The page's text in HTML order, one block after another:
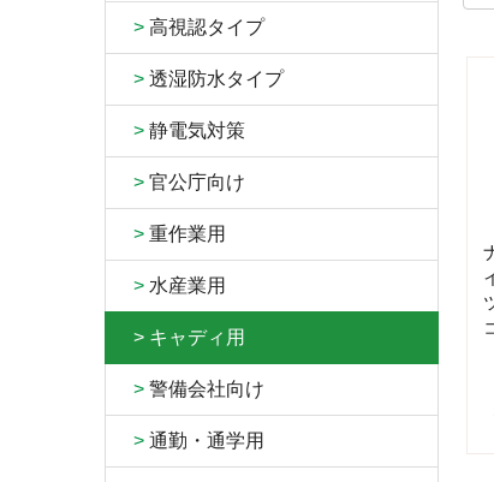
> 高視認タイプ
> 透湿防水タイプ
> 静電気対策
> 官公庁向け
> 重作業用
> 水産業用
> キャディ用
> 警備会社向け
> 通勤・通学用